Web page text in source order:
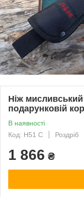
Ніж мисливський
подарунковій
В наявності
Код: H51 С
Роздріб
1 866 ₴